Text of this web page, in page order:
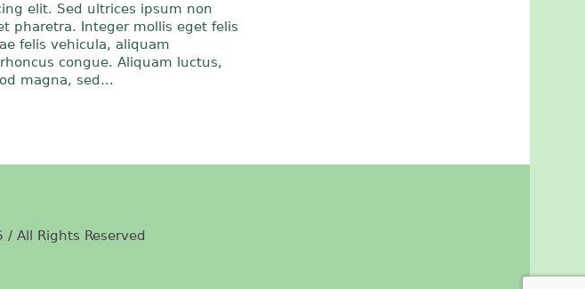
elit. Sed ultrices ipsum non
pharetra. Integer mollis eget felis
felis vehicula, aliquam
congue. Aliquam luctus,
magna, sed...
All Rights Reserved